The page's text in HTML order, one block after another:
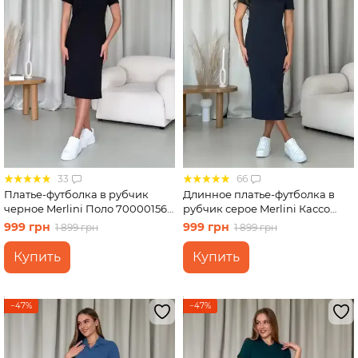
33
Платье-футболка в рубчик
черное Merlini Поло 700001561
размер S-M
999 грн 1 899 грн
Купить
66
Длинное платье-футболка в
рубчик серое Merlini Кассо
700000130 размер 46-48 (L-XL)
999 грн 1 899 грн
Купить
−47% −47%